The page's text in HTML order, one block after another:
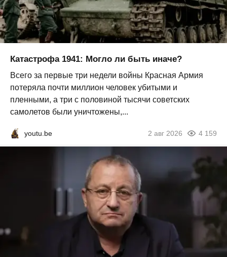
Катастрофа 1941: Могло ли быть иначе?
Всего за первые три недели войны Красная Армия
потеряла почти миллион человек убитыми и
пленными, а три с половиной тысячи советских
самолетов были уничтожены,...
youtu.be 2 авг 2026 4 159